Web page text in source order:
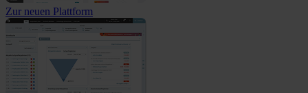
Zur neuen Plattform